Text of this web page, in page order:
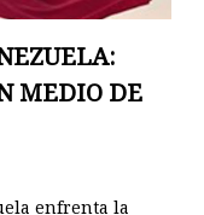
MEDIO DE
enfrenta la